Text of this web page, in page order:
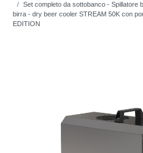
Set completo da sottobanco - Spillatore
birra - dry beer cooler STREAM 50K con
EDITION